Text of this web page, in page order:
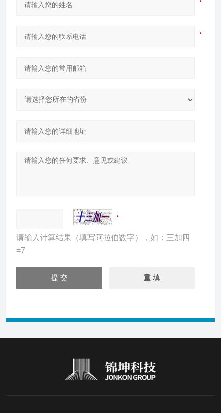
请输入计算结果（填写阿拉伯数字），如：三加四
=7